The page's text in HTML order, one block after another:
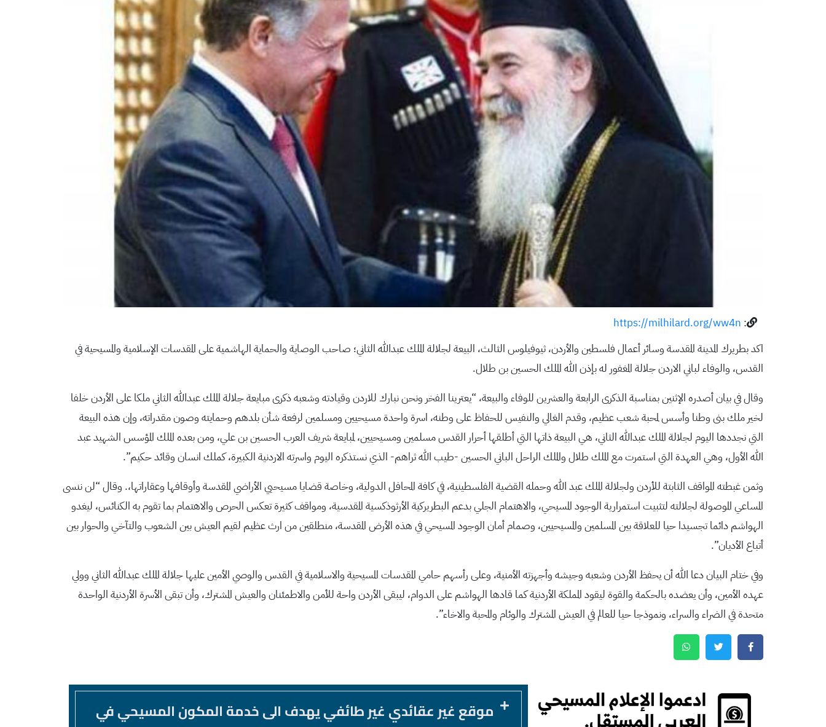
:
https://milhilard.org/ww4n
اكد بطريرك المدينة المقدسة وسائر أعمال فلسطين والأردن، ثيوفيلوس الثالث، البيعة لجلالة الملك عبدالله الثاني؛ صاحب الوصاية والحماية الهاشمية على المقدسات الإسلامية والمسيحية في
القدس، والوفاء لباني الاردن جلالة المغفور له بإذن الله الملك الحسين بن طلال.
وقال في بيان أصدره الإثنين بمناسبة الذكرى الرابعة والعشرين للوفاء والبيعة، “يعترينا الفخر ونحن نبارك للاردن وقيادته وشعبه ذكرى مبايعة جلالة الملك عبدالله الثاني ملكا على الأردن خلفا
لخير ملك بنى وطنا وأسس لمحبة شعب عظيم، وقدم الغالي والنفيس للحفاظ على وطنه، اسرة واحدة مسيحيين ومسلمين لرفعة شأن بلدهم وحمايته وصون مقدراته، وإن هذه البيعة
التي نجددها اليوم لجلالة الملك عبدالله الثاني، هي البيعة ذاتها التي أطلقها أحرار القدس مسلمين ومسيحيين، لمبايعة شريف العرب الحسين بن علي، ومن بعده الملك المؤسس الشهيد عبد
الله الأول، وهي العهدة التي استمرت مع الملك طلال والملك الراحل الباني الحسين -طيب الله ثراهم- الذي نستذكره اليوم واسرته الاردنية الكبيرة، كملك انسان وقائد حكيم”.
وثمن غبطته المواقف الثابتة للأردن ولجلالة الملك عبد الله وحمله القضية الفلسطينية، في كافة المحافل الدولية، وخاصة قضايا مسيحيي الأراضي المقدسة وأوقافها وعقاراتها،. وقال “لن ننسى
المساعي الموصولة لجلالته لتثبيت استمرارية الوجود المسيحي، والاهتمام الجلي بدعم البطريركية الأرثوذكسية المقدسية، ومواقف كثيرة تعكس الحرص والاهتمام بما تقوم به الكنائس، ليغدو
الهواشم دائما تجسيدا حيا للعلاقة بين المسلمين والمسيحيين، وصمام أمان الوجود المسيحي في هذه الأرض المقدسة، منطلقين من ارث عظيم لقيم العيش بين الشعوب والتآخي والحوار بين
أتباع الأديان”.
وفي ختام البيان دعا الله أن يحفظ الأردن وشعبه وجيشه وأجهزته الأمنية، وعلى رأسهم حامي المقدسات المسيحية والاسلامية في القدس والوصي الأمين عليها جلالة الملك عبدالله الثاني وولي
عهده الأمين، وأن يعضده بالحكمة والقوة ليقود المملكة الأردنية كما قادها الهواشم على الدوام، ليبقى الأردن واحة للأمن والاطمئنان والعيش المشترك، وأن تبقى الأسرة الأردنية الواحدة
متحدة في الضراء والسراء، ونموذجا حيا للعالم في العيش المشترك والوئام والمحبة والاخاء”.
موقع غير عقائدي غير طائفي يهدف الى خدمة المكون المسيحي في